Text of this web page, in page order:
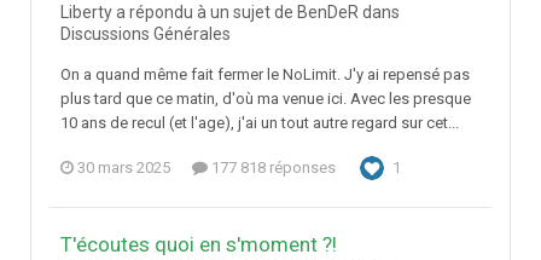
Liberty a répondu à un sujet de BenDeR dans
Discussions Générales
On a quand même fait fermer le NoLimit. J'y ai repensé pas
plus tard que ce matin, d'où ma venue ici. Avec les presque
10 ans de recul (et l'age), j'ai un tout autre regard sur cet...
30 mars 2025 177 818 réponses 1
T'écoutes quoi en s'moment ?!